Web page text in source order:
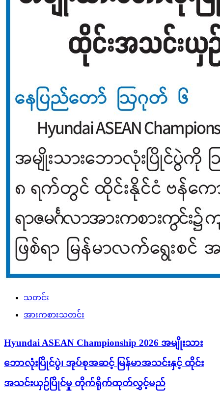
သတင်း
အားကစားသတင်း
Hyundai ASEAN Championship 2026 အမျိုးသား
ဘောလုံးပြိုင်ပွဲ၊ အုပ်စုအဆင့် မြန်မာအသင်းနှင့် ထိုင်း
အသင်းယှဉ်ပြိုင်မှု တိုက်ရိုက်ထုတ်လွှင့်မည်